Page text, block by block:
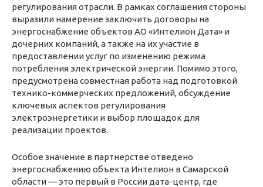
регулирования отрасли. В рамках соглашения стороны
выразили намерение заключить договоры на
энергоснабжение объектов АО «Интелион Дата» и
дочерних компаний, а также на их участие в
предоставлении услуг по изменению режима
потребления электрической энергии. Помимо этого,
предусмотрена совместная работа над подготовкой
технико-коммерческих предложений, обсуждение
ключевых аспектов регулирования
электроэнергетики и выбор площадок для
реализации проектов.
Особое значение в партнерстве отведено
энергоснабжению объекта Интелион в Самарской
области — это первый в России дата-центр, где